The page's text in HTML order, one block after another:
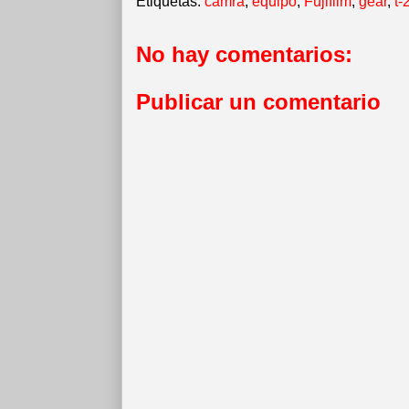
No hay comentarios:
Publicar un comentario